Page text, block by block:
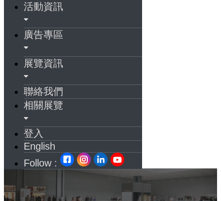
活動資訊
廣告專區
展覽資訊
聯絡我們
相關展覽
登入
English
Follow :